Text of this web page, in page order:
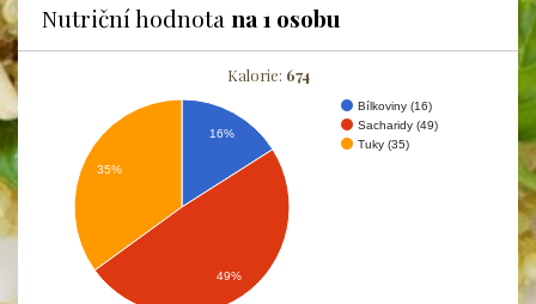
Nutriční hodnota na 1 osobu
Kalorie: 674
Bílkoviny (16)
Sacharidy (49)
Tuky (35)
16%
35%
49%